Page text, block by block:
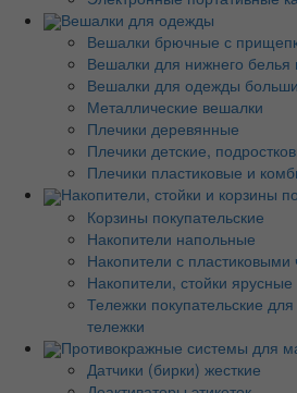
Вешалки для одежды
Вешалки брючные с
Вешалки для нижнего белья
Вешалки для одежды
Металлические вешалки
Плечики деревянные
Плечики детские,
Плечики пластиковые и
Накопители, стойки и корзины
Корзины покупательские
Накопители напольные
Накопители с
Накопители, стойки ярусные
Тележки покупательские
тележки
Противокражные системы для
Датчики (бирки) жесткие